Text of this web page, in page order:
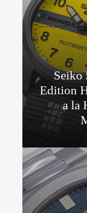
Seiko
Edition
a la